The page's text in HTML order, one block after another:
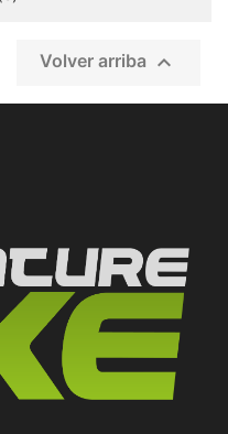
Volver arriba 